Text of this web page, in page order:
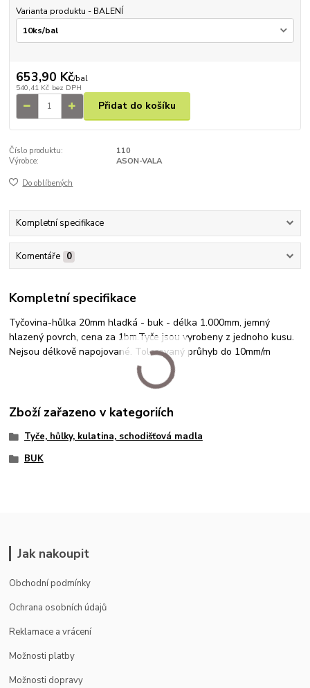
Varianta produktu - BALENÍ
653,90 Kč/bal
540,41 Kč bez DPH
Přidat do košíku
Číslo produktu:
110
Výrobce:
ASON-VALA
Do oblíbených
Kompletní specifikace
Komentáře 0
Kompletní specifikace
Tyčovina-hůlka 20mm hladká - buk - délka 1.000mm, jemný
hlazený povrch, cena za 1bm.Tyče jsou vyrobeny z jednoho kusu.
Nejsou délkově napojované. Tolerovaný průhyb do 10mm/m
Zboží zařazeno v kategoriích
Tyče, hůlky, kulatina, schodišťová madla
BUK
Jak nakoupit
Obchodní podmínky
Ochrana osobních údajů
Reklamace a vrácení
Možnosti platby
Možnosti dopravy